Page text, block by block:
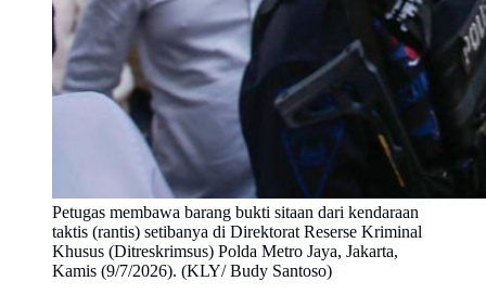
Petugas membawa barang bukti sitaan dari kendaraan
taktis (rantis) setibanya di Direktorat Reserse Kriminal
Khusus (Ditreskrimsus) Polda Metro Jaya, Jakarta,
Kamis (9/7/2026). (KLY/ Budy Santoso)